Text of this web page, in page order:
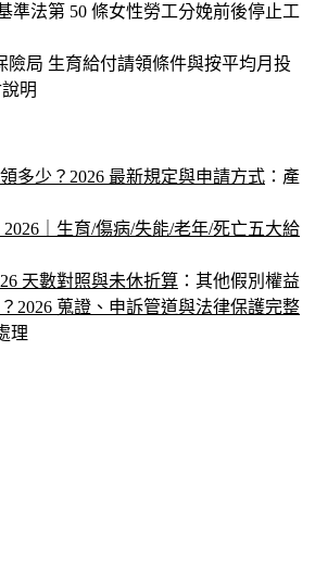
準法第 50 條女性勞工分娩前後停止工
險局 生育給付請領條件與按平均月投
明
多少？2026 最新規定與申請方式 ：產
｜生育/傷病/失能/老年/死亡五大給
天數對照與未休折算 ：其他假別權益
2026 蒐證、申訴管道與法律保護完整
理